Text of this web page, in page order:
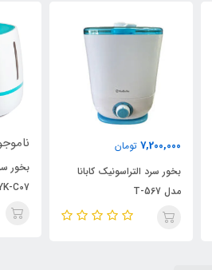
7,200,000 تومان
بخور سرد التراسونیک کابانا
مدل T-567
بخور
C07